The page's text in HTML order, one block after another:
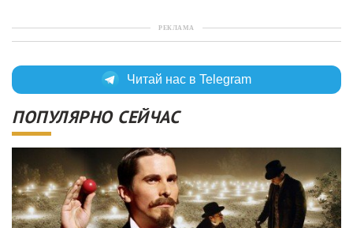
РЕКЛАМА
Читай нас в Telegram
ПОПУЛЯРНО СЕЙЧАС